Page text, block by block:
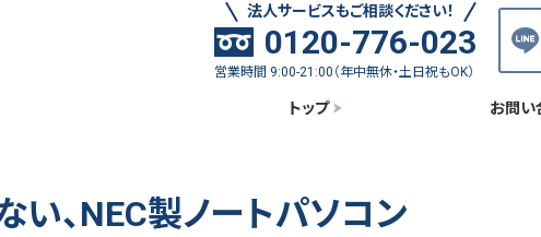
法人サービスもご相談ください！
0120-776-023
営業時間 9:00-21:00（年中無休・土日祝もOK）
トップ お問い
、NEC製ノートパソコン